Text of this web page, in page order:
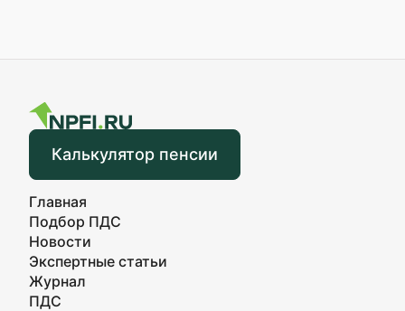
Калькулятор пенсии
Главная
Подбор ПДС
Новости
Экспертные статьи
Журнал
ПДС